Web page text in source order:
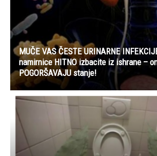
MUČE VAS ČESTE URINARNE
namirnice HITNO izbacite iz ishrane –
POGORŠAVAJU stanje!